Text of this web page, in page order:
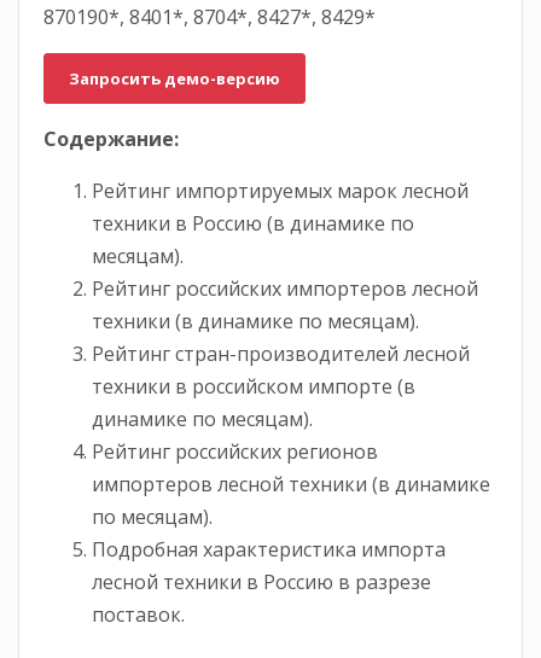
870190*, 8401*, 8704*, 8427*, 8429*
Запросить демо-версию
Содержание:
Рейтинг импортируемых марок лесной
техники в Россию (в динамике по
месяцам).
Рейтинг российских импортеров лесной
техники (в динамике по месяцам).
Рейтинг стран-производителей лесной
техники в российском импорте (в
динамике по месяцам).
Рейтинг российских регионов
импортеров лесной техники (в динамике
по месяцам).
Подробная характеристика импорта
лесной техники в Россию в разрезе
поставок.